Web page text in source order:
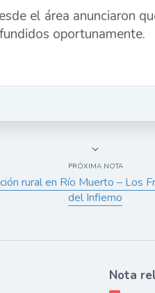
el área anunciaron
oportunamente.
PRÓXIMA NOTA
rural en Río Muerto – Los
del Infierno
Nota